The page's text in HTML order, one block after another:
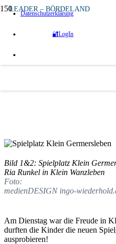
Datenschutzerklärung
🔐LogIn
LEADER – BÖRDELAND
vor 9 Monaten
Abenteuer voraus!
neuen Spielplatz
Germersleben und
Bild 1&2: Spielplatz Klein
Ria Runkel in Klein Wanzleben
Foto:
medienDESIGN ingo-
Am Dienstag war die Freude in
durften die Kinder die neuen
ausprobieren!